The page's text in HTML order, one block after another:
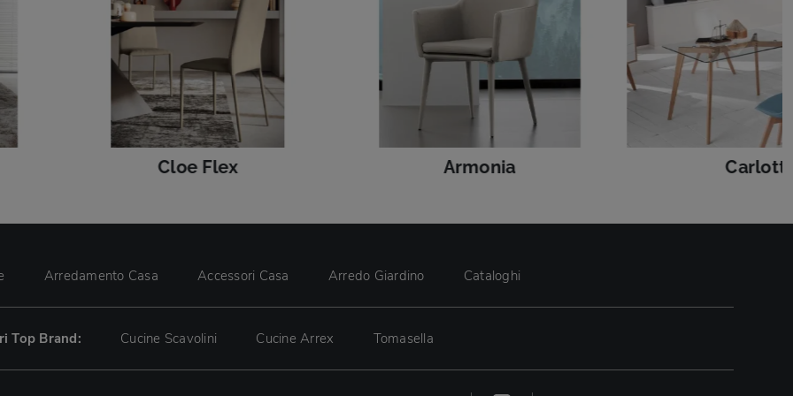
Cloe Flex Armonia
Arredamento Casa Accessori Casa Arredo Giardino Cataloghi
Top Brand: Cucine Scavolini Cucine Arrex Tomasella